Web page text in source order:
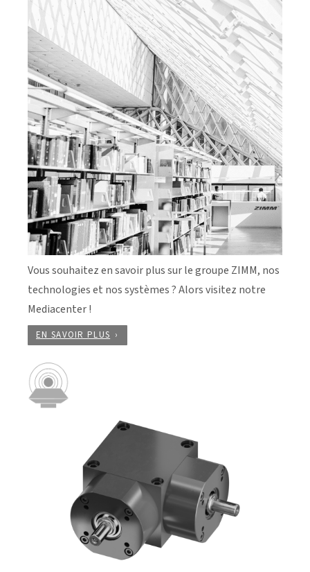
Vous souhaitez en savoir plus sur le groupe ZIMM, nos
technologies et nos systèmes ? Alors visitez notre
Mediacenter !
EN SAVOIR PLUS